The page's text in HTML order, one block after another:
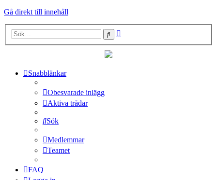
Gå direkt till innehåll
Sök
Snabblänkar
Obesvarade inlägg
Aktiva trådar
Sök
Medlemmar
Teamet
FAQ